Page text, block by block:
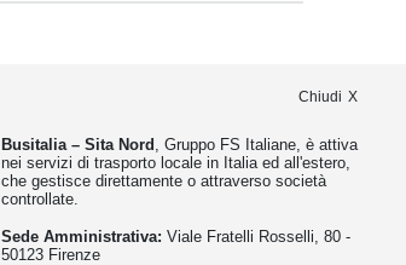
Chiudi
Busitalia – Sita Nord , Gruppo FS Italiane, è attiva
nei servizi di trasporto locale in Italia ed all'estero,
che gestisce direttamente o attraverso società
controllate.
Sede Amministrativa: Viale Fratelli Rosselli, 80 -
50123 Firenze